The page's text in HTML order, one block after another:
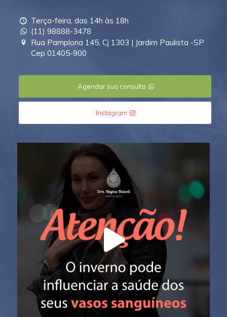
Terça-feira, das 14h às 18h
(11) 98888-3478
Rua Pamplona 145, Cj 1303 | Jardim Paulista -SP
Cep 01405-900
Agendar sua consulta
Instagram